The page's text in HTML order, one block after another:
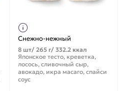
Снежно-нежный
8 шт/ 265 г/ 332.2 ккал
Японское тесто, креветка,
лосось, сливочный сыр,
авокадо, икра масаго, спайси
соус